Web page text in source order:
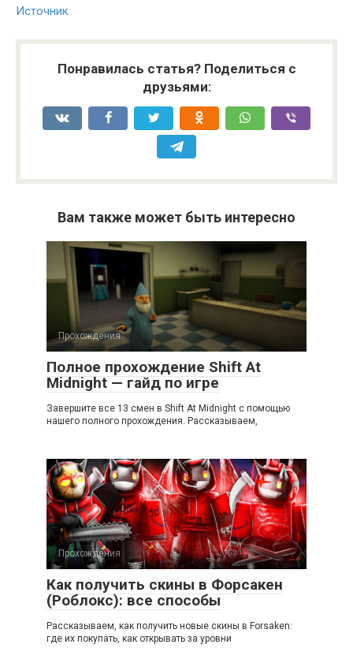
Источник
Понравилась статья? Поделиться с
друзьями:
Вам также может быть интересно
Прохождения
Полное прохождение Shift At
Midnight — гайд по игре
Завершите все 13 смен в Shift At Midnight с помощью
нашего полного прохождения. Рассказываем,
Прохождения
Как получить скины в Форсакен
(Роблокс): все способы
Рассказываем, как получить новые скины в Forsaken:
где их покупать, как открывать за уровни